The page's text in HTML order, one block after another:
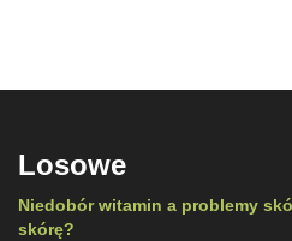
Losowe
Niedobór witamin a problemy
skórę?